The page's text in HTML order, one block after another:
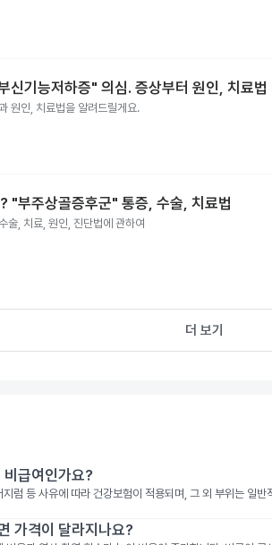
신기능저하증" 의심. 증상부터 원인, 치료법
원인, 치료법을 알려드릴게요.
"부주상골증후군" 통증, 수술, 치료법
술, 치료, 원인, 진단법에 관하여
더 보기
급여인가요?
지럼 등 사유에 따라 건강보험이 적용되며, 그 외 부위는 일
가격이 달라지나요?